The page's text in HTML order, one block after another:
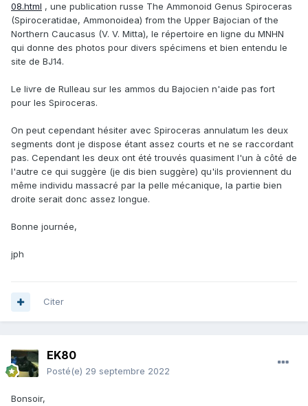
08.html , une publication russe The Ammonoid Genus Spiroceras
(Spiroceratidae, Ammonoidea) from the Upper Bajocian of the
Northern Caucasus (V. V. Mitta), le répertoire en ligne du MNHN
qui donne des photos pour divers spécimens et bien entendu le
site de BJ14.
Le livre de Rulleau sur les ammos du Bajocien n'aide pas fort
pour les Spiroceras.
On peut cependant hésiter avec Spiroceras annulatum les deux
segments dont je dispose étant assez courts et ne se raccordant
pas. Cependant les deux ont été trouvés quasiment l'un à côté de
l'autre ce qui suggère (je dis bien suggère) qu'ils proviennent du
même individu massacré par la pelle mécanique, la partie bien
droite serait donc assez longue.
Bonne journée,
jph
Citer
EK80
Posté(e) 29 septembre 2022
Bonsoir,